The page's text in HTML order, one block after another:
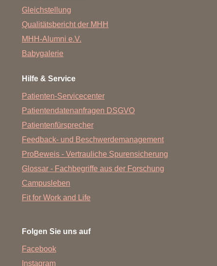
Gleichstellung
Qualitätsbericht der MHH
MHH-Alumni e.V.
Babygalerie
Hilfe & Service
Patienten-Servicecenter
Patientendatenanfragen DSGVO
Patientenfürsprecher
Feedback- und Beschwerdemanagement
ProBeweis - Vertrauliche Spurensicherung
Glossar - Fachbegriffe aus der Forschung
Campusleben
Fit for Work and Life
Folgen Sie uns auf
Facebook
Instagram